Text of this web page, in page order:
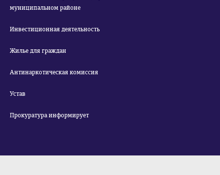
муниципальном районе
Инвестиционная деятельность
Жилье для граждан
Антинаркотическая комиссия
Устав
Прокуратура информирует